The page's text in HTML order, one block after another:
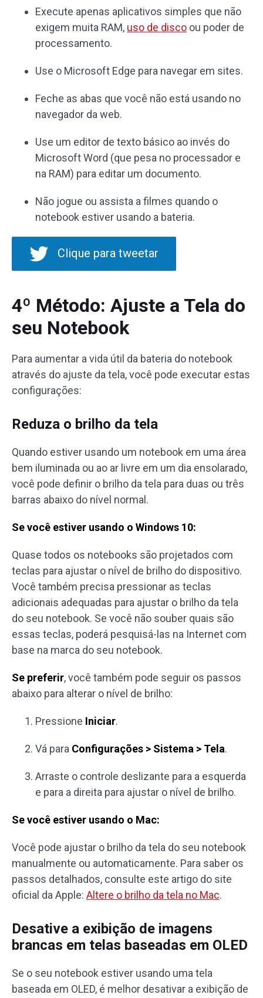
Execute apenas aplicativos simples que não
exigem muita RAM, uso de disco ou poder de
processamento.
Use o Microsoft Edge para navegar em sites.
Feche as abas que você não está usando no
navegador da web.
Use um editor de texto básico ao invés do
Microsoft Word (que pesa no processador e
na RAM) para editar um documento.
Não jogue ou assista a filmes quando o
notebook estiver usando a bateria.
Clique para tweetar
4º Método: Ajuste a Tela do
seu Notebook
Para aumentar a vida útil da bateria do notebook
através do ajuste da tela, você pode executar estas
configurações:
Reduza o brilho da tela
Quando estiver usando um notebook em uma área
bem iluminada ou ao ar livre em um dia ensolarado,
você pode definir o brilho da tela para duas ou três
barras abaixo do nível normal.
Se você estiver usando o Windows 10:
Quase todos os notebooks são projetados com
teclas para ajustar o nível de brilho do dispositivo.
Você também precisa pressionar as teclas
adicionais adequadas para ajustar o brilho da tela
do seu notebook. Se você não souber quais são
essas teclas, poderá pesquisá-las na Internet com
base na marca do seu notebook.
Se preferir, você também pode seguir os passos
abaixo para alterar o nível de brilho:
Pressione Iniciar.
Vá para Configurações > Sistema > Tela.
Arraste o controle deslizante para a esquerda
e para a direita para ajustar o nível de brilho.
Se você estiver usando o Mac:
Você pode ajustar o brilho da tela do seu notebook
manualmente ou automaticamente. Para saber os
passos detalhados, consulte este artigo do site
oficial da Apple: Altere o brilho da tela no Mac.
Desative a exibição de imagens
brancas em telas baseadas em OLED
Se o seu notebook estiver usando uma tela
baseada em OLED, é melhor desativar a exibição de